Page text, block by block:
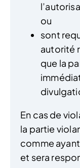
ou
sont
autorité
que la
En cas de
la partie
comme
et sera